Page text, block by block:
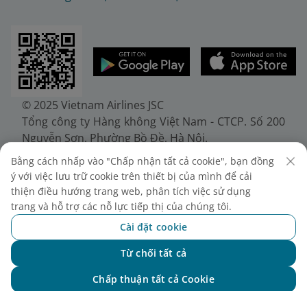
© 2025 Vietnam Airlines JSC
Tổng công ty Hàng không Việt Nam - CTCP. Số 200
Nguyễn Sơn, Phường Bồ Đề, Hà Nội.
Điện thoại: (+84-24) 38272289. Fax: (+84-24)
38722375
Giấy chứng nhận đăng ký doanh nghiệp, mã số
doanh nghiệp 0100107518, đăng ký lần đầu ngày
30/6/2010, đăng ký thay đổi lần thứ 10 ngày
24/7/2025, cấp bởi Sở Tài chính Thành phố Hà Nội.
Bằng cách nhấp vào "Chấp nhận tất cả cookie", bạn đồng
ý với việc lưu trữ cookie trên thiết bị của mình để cải
thiện điều hướng trang web, phân tích việc sử dụng
trang và hỗ trợ các nỗ lực tiếp thị của chúng tôi.
Cài đặt cookie
Từ chối tất cả
Chấp thuận tất cả Cookie